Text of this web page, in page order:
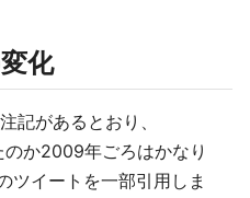
化
記があるとおり、
か2009年ごろはかなり
ツイートを一部引用しま